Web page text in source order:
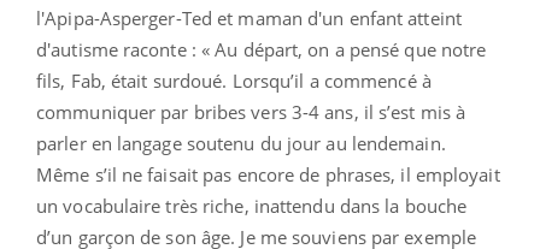
l'Apipa-Asperger-Ted et maman d'un enfant atteint
d'autisme raconte : « Au départ, on a pensé que notre
fils, Fab, était surdoué. Lorsqu’il a commencé à
communiquer par bribes vers 3-4 ans, il s’est mis à
parler en langage soutenu du jour au lendemain.
Même s’il ne faisait pas encore de phrases, il employait
un vocabulaire très riche, inattendu dans la bouche
d’un garçon de son âge. Je me souviens par exemple